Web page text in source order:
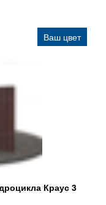
Ваш цвет
Краус 3